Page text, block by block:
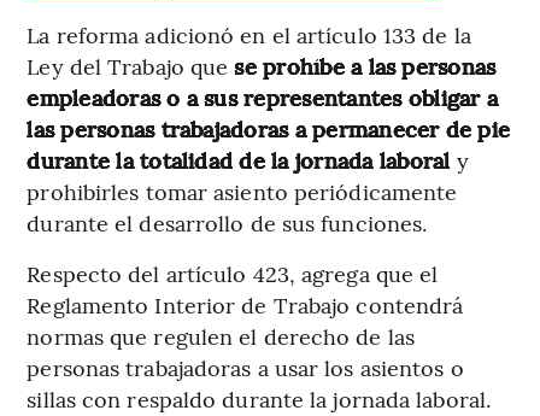
La reforma adicionó en el artículo 133 de la
Ley del Trabajo quese prohíbe a las personas
empleadoras o a sus representantes obligar a
las personas trabajadoras a permanecer de pie
durante la totalidad de la jornada laboraly
prohibirles tomar asiento periódicamente
durante el desarrollo de sus funciones.
Respecto del artículo 423, agrega que el
Reglamento Interior de Trabajo contendrá
normas que regulen el derecho de las
personas trabajadoras a usar los asientos o
sillas con respaldo durante la jornada laboral.